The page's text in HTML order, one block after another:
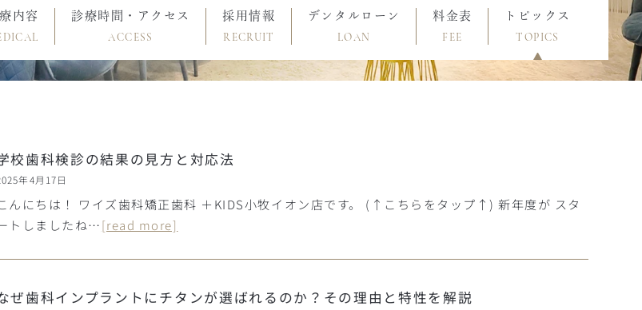
内容 診療時間・アクセス
ACCESS
採用情報
RECRUIT
デンタルローン
LOAN
料金表
FEE
トピックス
TOPICS
校歯科検診の結果の見方と対応法
年4月17日
んにちは！ ワイズ歯科矯正歯科 ＋KIDS小牧イオン店です。 (↑こちらをタップ↑) 新年度が スタ
トしましたね…[read more]
ぜ歯科インプラントにチタンが選ばれるのか？その理由と特性を解説